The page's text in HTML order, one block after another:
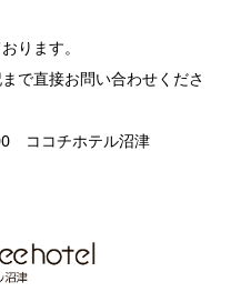
ります。
で直接お問い合わせくださ
ココチホテル沼津